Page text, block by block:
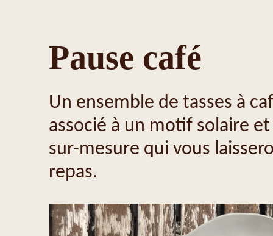
Pause café
Un ensemble de tasses à
associé à un motif solaire
sur-mesure qui vous
repas.